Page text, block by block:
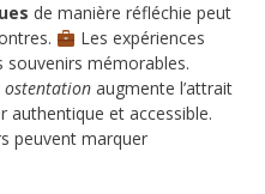
de manière réfléchie peut
Les expériences
mémorables.
ostentation augmente l’attrait
authentique et accessible.
peuvent marquer